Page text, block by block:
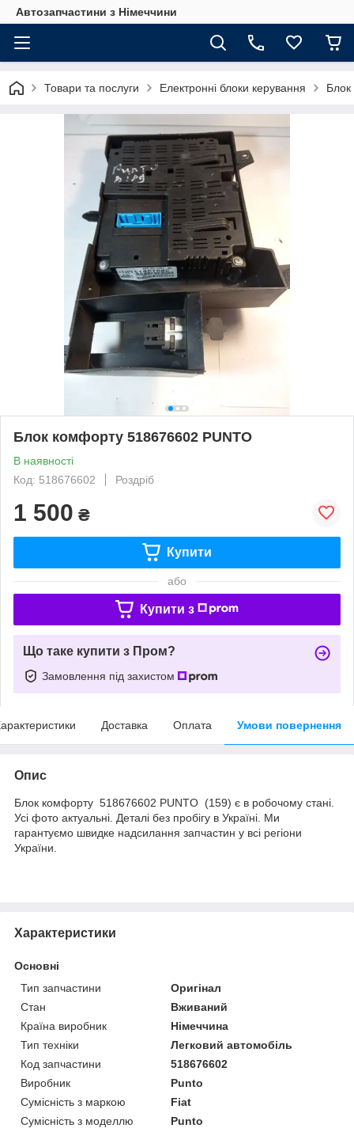
Автозапчастини з Німеччини
Товари та послуги Електронні блоки керування
Блок комфорту 518676602 PUNTO
В наявності
Код: 518676602
Роздріб
1 500 ₴
Купити
або
Купити з
Що таке купити з Пром?
Замовлення під захистом
Доставка Оплата Умови повернення
Опис
Блок комфорту 518676602 PUNTO (159) є в робочому стані.
Усі фото актуальні. Деталі без пробігу в Україні. Ми
гарантуємо швидке надсилання запчастин у всі регіони
України.
Характеристики
Основні
Тип запчастини
Оригінал
Стан
Вживаний
Країна виробник
Німеччина
Тип техніки
Легковий автомобіль
Код запчастини
518676602
Виробник
Punto
Сумісність з маркою
Fiat
Сумісність з моделлю
Punto